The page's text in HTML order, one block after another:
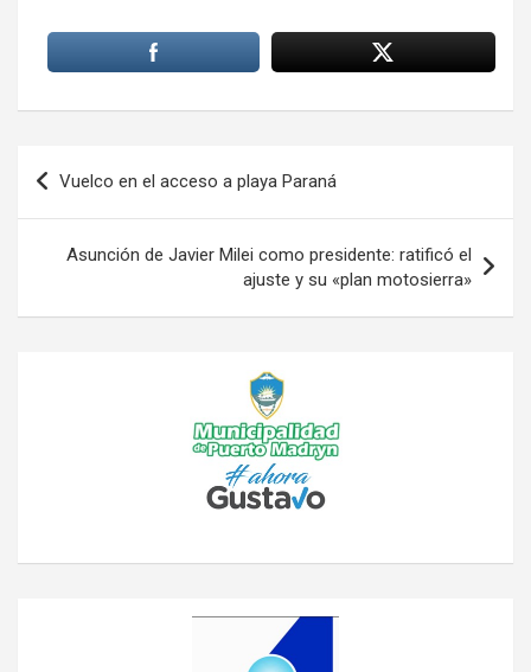
Navegación
de
entradas
Vuelco en el acceso a playa Paraná
Asunción de Javier Milei como presidente: ratificó el
ajuste y su «plan motosierra»